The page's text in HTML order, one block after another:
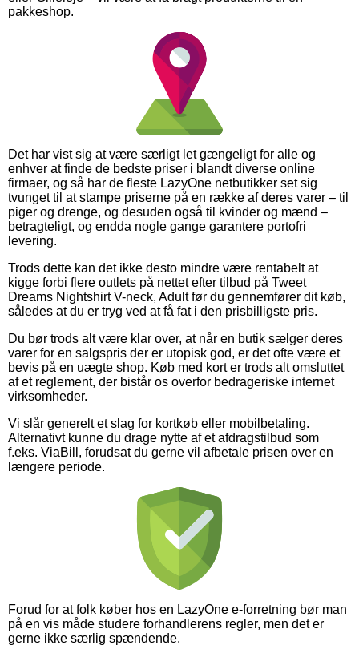
pakkeshop.
Det har vist sig at være særligt let gængeligt for alle og
enhver at finde de bedste priser i blandt diverse online
firmaer, og så har de fleste LazyOne netbutikker set sig
tvunget til at stampe priserne på en række af deres varer – til
piger og drenge, og desuden også til kvinder og mænd –
betragteligt, og endda nogle gange garantere portofri
levering.
Trods dette kan det ikke desto mindre være rentabelt at
kigge forbi flere outlets på nettet efter tilbud på Tweet
Dreams Nightshirt V-neck, Adult før du gennemfører dit køb,
således at du er tryg ved at få fat i den prisbilligste pris.
Du bør trods alt være klar over, at når en butik sælger deres
varer for en salgspris der er utopisk god, er det ofte være et
bevis på en uægte shop. Køb med kort er trods alt omsluttet
af et reglement, der bistår os overfor bedrageriske internet
virksomheder.
Vi slår generelt et slag for kortkøb eller mobilbetaling.
Alternativt kunne du drage nytte af et afdragstilbud som
f.eks. ViaBill, forudsat du gerne vil afbetale prisen over en
længere periode.
Forud for at folk køber hos en LazyOne e-forretning bør man
på en vis måde studere forhandlerens regler, men det er
gerne ikke særlig spændende.